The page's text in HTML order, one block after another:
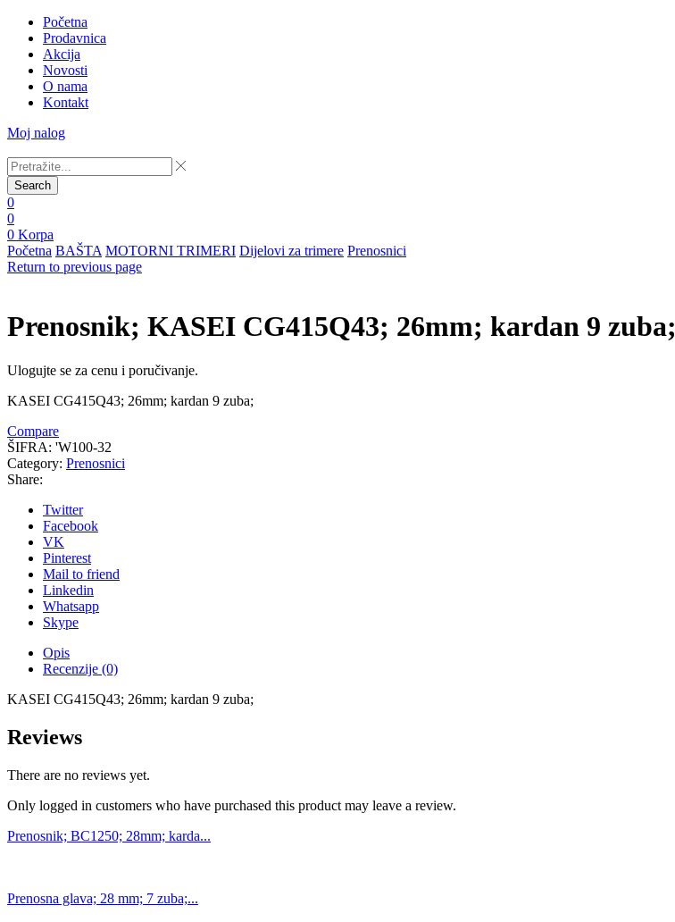
Početna
Prodavnica
Akcija
Novosti
O nama
Kontakt
Moj nalog
Search
0
0
0 Korpa
Početna BAŠTA MOTORNI TRIMERI Dijelovi za trimere Prenosnici
Return to previous page
Prenosnik; KASEI CG415Q43; 26mm; kardan 9 zuba;
Ulogujte se za cenu i poručivanje.
KASEI CG415Q43; 26mm; kardan 9 zuba;
Compare
ŠIFRA: 'W100-32
Category: Prenosnici
Share:
Twitter
Facebook
VK
Pinterest
Mail to friend
Linkedin
Whatsapp
Skype
Opis
Recenzije (0)
KASEI CG415Q43; 26mm; kardan 9 zuba;
Reviews
There are no reviews yet.
Only logged in customers who have purchased this product may leave a review.
Prenosnik; BC1250; 28mm; karda...
Prenosna glava; 28 mm; 7 zuba;...